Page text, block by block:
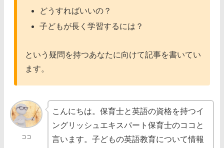
どうすればいいの？
子どもが長く学習するには？
という疑問を持つあなたに向けて記事を書いてい
ます。
ココ
こんにちは。保育士と英語の資格を持つイ
ングリッシュエキスパート保育士のココと
言います。子どもの英語教育について情報